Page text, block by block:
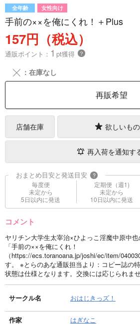
全年齢 女性向け
手前の××を俺にくれ！＋Plus
157円（税込）
通販ポイント： 1 pt獲得 ？
╳ ：在庫なし
再販希望
店舗在庫 欲しいも
再入荷を通知す
おまとめ目安と発送目安 ?
毎度便
未定から
5日以内に発送
定期便（週1)
未定から
10日以内に発送
コメント
ヤリチン大学生太宰治×ひよっこ淫魔中原中
「手前の××を俺にくれ！
（https://ecs.toranoana.jp/joshi/ec/item/
す。 ※とらのあな通販担当より：コピー誌の
状態は仕様となります。交換には応じられませ
サークル名 おはじきっズ！
作家
はぎなこ